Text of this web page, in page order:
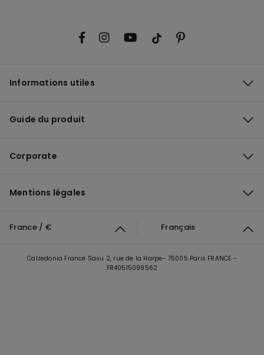
Informations utiles
Guide du produit
Corporate
Mentions légales
France / € Français
Calzedonia France Sasu 2, rue de la Harpe- 75005 Paris FRANCE -
FR40515099562